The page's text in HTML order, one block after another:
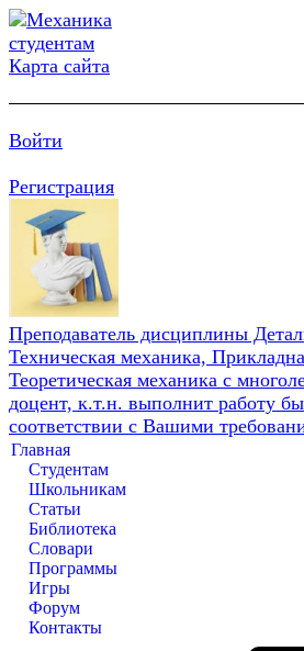
Карта сайта
Войти
Регистрация
Преподаватель дисциплины
Техническая механика,
Теоретическая механика с
доцент, к.т.н. выполнит работу
соответствии с Вашими
Главная
Студентам
Школьникам
Статьи
Библиотека
Словари
Программы
Игры
Форум
Контакты